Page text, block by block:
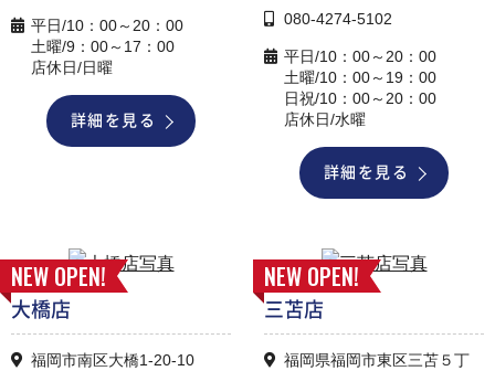
平日/10：00～20：00
土曜/9：00～17：00
店休日/日曜
詳細を見る
080-4274-5102
平日/10：00～20：00
土曜/10：00～19：00
日祝/10：00～20：00
店休日/水曜
詳細を見る
NEW OPEN!
大橋店
福岡市南区大橋1-20-10
NEW OPEN!
三苫店
福岡県福岡市東区三苫５丁